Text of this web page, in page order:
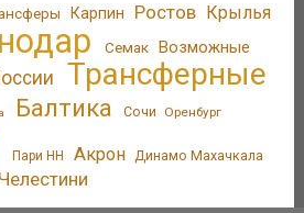
Карпин Ростов
Крылья
Семак Возможные
Трансферные
Балтика Сочи Оренбург
Пари НН Акрон Динамо Махачкала
Челестини